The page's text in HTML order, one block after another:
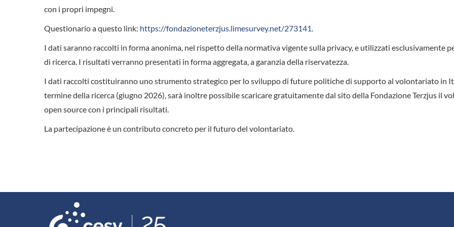
con i propri impegni.
Questionario a questo link: https://fondazioneterzjus.limesurvey.net/273141.
I dati saranno raccolti in forma anonima, nel rispetto della normativa vigente sulla privacy, e utilizzati esclusivamente
di ricerca. I risultati verranno presentati in forma aggregata, a garanzia della riservatezza.
I dati raccolti costituiranno uno strumento strategico per lo sviluppo di future politiche di supporto al volontariato in
termine della ricerca (giugno 2026), sarà inoltre possibile scaricare gratuitamente dal sito della Fondazione Terzjus il
open source con i principali risultati.
La partecipazione è un contributo concreto per il futuro del volontariato.